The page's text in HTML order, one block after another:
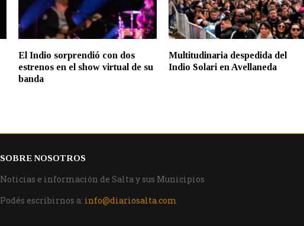
El Indio sorprendió con dos
estrenos en el show virtual de su
banda
Multitudinaria despedida del
Indio Solari en Avellaneda
SOBRE NOSOTROS
Noticias e información de Salta y sus Municipios
Podés escribirnos a: info@diariosalta.com